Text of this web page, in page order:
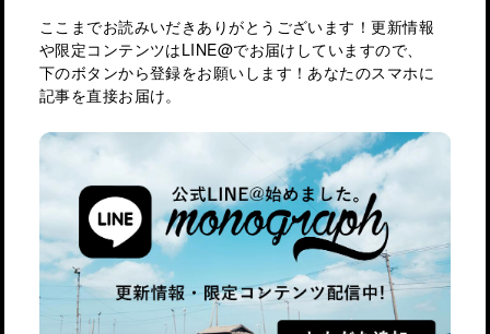
ここまでお読みいだきありがとうございます！更新情報
や限定コンテンツはLINE@でお届けしていますので、
下のボタンから登録をお願いします！あなたのスマホに
記事を直接お届け。